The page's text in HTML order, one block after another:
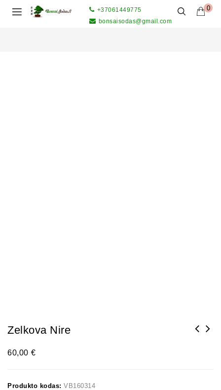
0
+37061449775
bonsaisodas@gmail.com
Zelkova Nire
60,00 €
Produkto kodas: VB160314